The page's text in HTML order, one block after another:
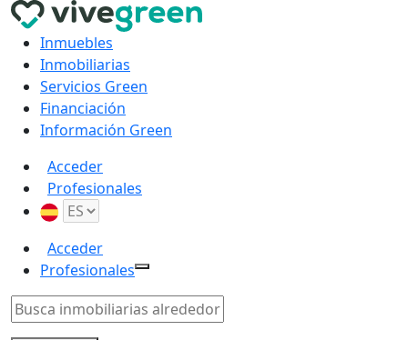
Inmuebles
Inmobiliarias
Servicios Green
Financiación
Información Green
Acceder
Profesionales
Acceder
Profesionales